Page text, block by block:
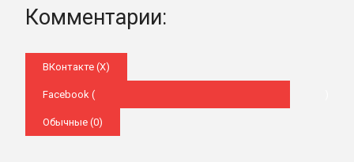
Комментарии:
ВКонтакте (X)
Facebook (
Обычные (0)